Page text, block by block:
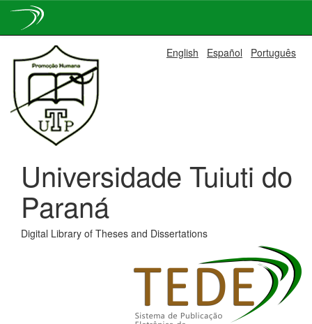
navigation
English Español Português
Universidade Tuiuti do
Paraná
Digital Library of Theses and Dissertations